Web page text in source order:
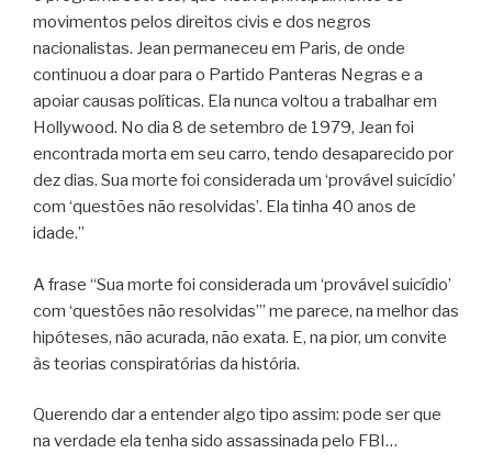
movimentos pelos direitos civis e dos negros
nacionalistas. Jean permaneceu em Paris, de onde
continuou a doar para o Partido Panteras Negras e a
apoiar causas políticas. Ela nunca voltou a trabalhar em
Hollywood. No dia 8 de setembro de 1979, Jean foi
encontrada morta em seu carro, tendo desaparecido por
dez dias. Sua morte foi considerada um ‘provável suicídio’
com ‘questões não resolvidas’. Ela tinha 40 anos de
idade.”
A frase “Sua morte foi considerada um ‘provável suicídio’
com ‘questões não resolvidas’” me parece, na melhor das
hipóteses, não acurada, não exata. E, na pior, um convite
às teorias conspiratórias da história.
Querendo dar a entender algo tipo assim: pode ser que
na verdade ela tenha sido assassinada pelo FBI…